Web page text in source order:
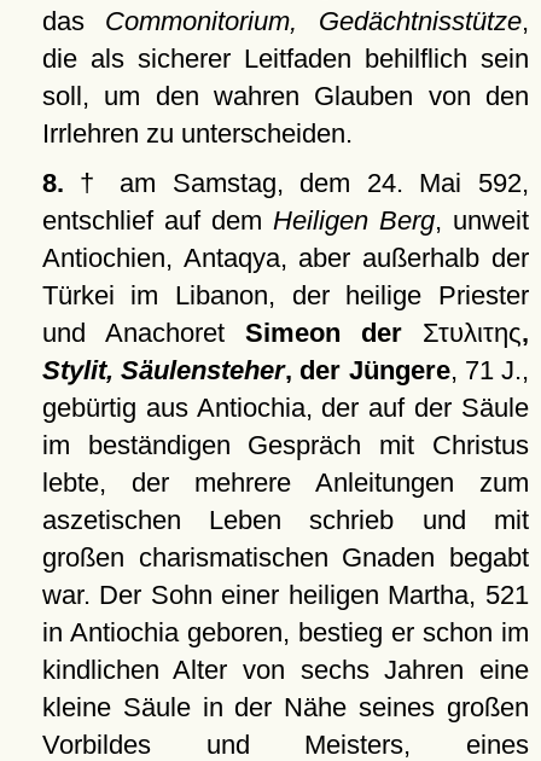
das Commonitorium, Gedächtnisstütze,
die als sicherer Leitfaden behilflich sein
soll, um den wahren Glauben von den
Irrlehren zu unterscheiden.
8. † am Samstag, dem 24. Mai 592,
entschlief auf dem Heiligen Berg, unweit
Antiochien, Antaqya, aber außerhalb der
Türkei im Libanon, der heilige Priester
und Anachoret Simeon der Στυλιτης,
Stylit, Säulensteher, der Jüngere, 71 J.,
gebürtig aus Antiochia, der auf der Säule
im beständigen Gespräch mit Christus
lebte, der mehrere Anleitungen zum
aszetischen Leben schrieb und mit
großen charismatischen Gnaden begabt
war. Der Sohn einer heiligen Martha, 521
in Antiochia geboren, bestieg er schon im
kindlichen Alter von sechs Jahren eine
kleine Säule in der Nähe seines großen
Vorbildes und Meisters, eines